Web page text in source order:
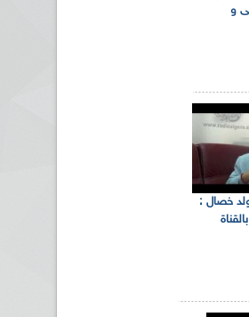
و
خصال :